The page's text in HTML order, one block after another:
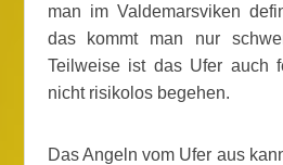
man im Valdemarsviken
das kommt man nur
Teilweise ist das Ufer auch
nicht risikolos begehen.
Das Angeln vom Ufer aus